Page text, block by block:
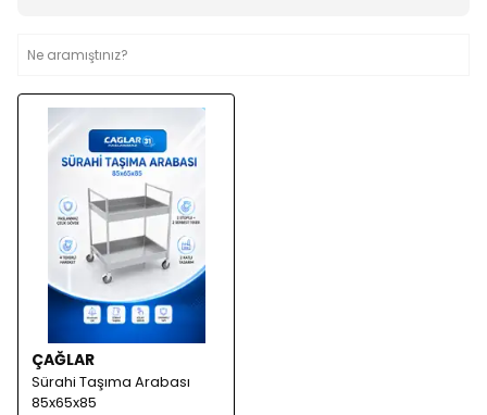
ÇAĞLAR
Sürahi Taşıma Arabası
85x65x85